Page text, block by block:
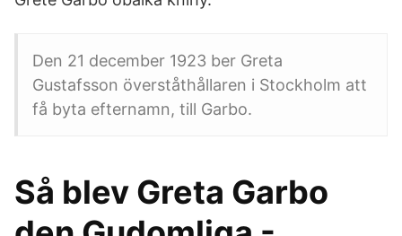
Den 21 december 1923 ber Greta
Gustafsson överståthållaren i Stockholm att
få byta efternamn, till Garbo.
Så blev Greta Garbo